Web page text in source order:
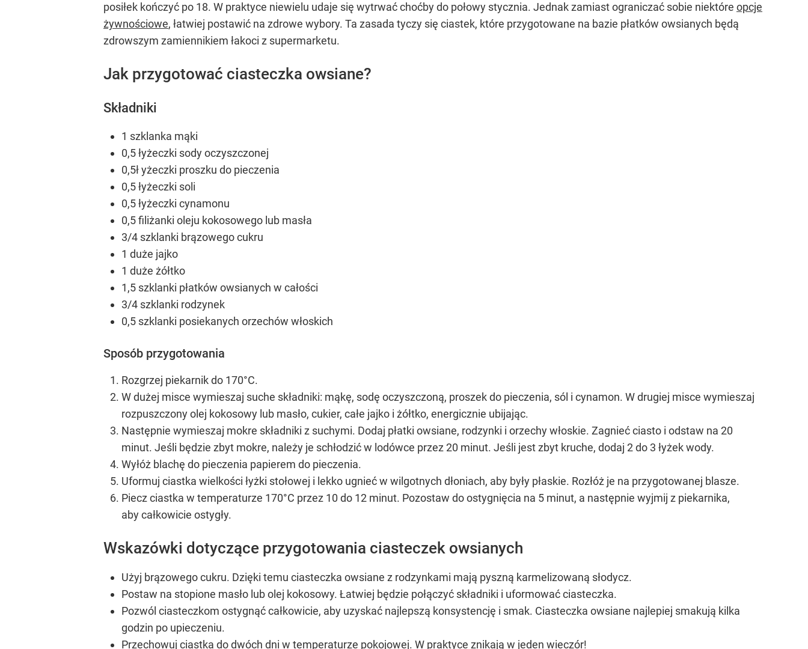
posiłek kończyć po 18. W praktyce niewielu udaje się wytrwać choćby do połowy stycznia. Jednak zamiast ograniczać sobie niektóre opcje
żywnościowe, łatwiej postawić na zdrowe wybory. Ta zasada tyczy się ciastek, które przygotowane na bazie płatków owsianych będą
zdrowszym zamiennikiem łakoci z supermarketu.
Jak przygotować ciasteczka owsiane?
Składniki
1 szklanka mąki
0,5 łyżeczki sody oczyszczonej
0,5ł yżeczki proszku do pieczenia
0,5 łyżeczki soli
0,5 łyżeczki cynamonu
0,5 filiżanki oleju kokosowego lub masła
3/4 szklanki brązowego cukru
1 duże jajko
1 duże żółtko
1,5 szklanki płatków owsianych w całości
3/4 szklanki rodzynek
0,5 szklanki posiekanych orzechów włoskich
Sposób przygotowania
Rozgrzej piekarnik do 170°C.
W dużej misce wymieszaj suche składniki: mąkę, sodę oczyszczoną, proszek do pieczenia, sól i cynamon. W drugiej misce wymieszaj
rozpuszczony olej kokosowy lub masło, cukier, całe jajko i żółtko, energicznie ubijając.
Następnie wymieszaj mokre składniki z suchymi. Dodaj płatki owsiane, rodzynki i orzechy włoskie. Zagnieć ciasto i odstaw na 20
minut. Jeśli będzie zbyt mokre, należy je schłodzić w lodówce przez 20 minut. Jeśli jest zbyt kruche, dodaj 2 do 3 łyżek wody.
Wyłóż blachę do pieczenia papierem do pieczenia.
Uformuj ciastka wielkości łyżki stołowej i lekko ugnieć w wilgotnych dłoniach, aby były płaskie. Rozłóż je na przygotowanej blasze.
Piecz ciastka w temperaturze 170°C przez 10 do 12 minut. Pozostaw do ostygnięcia na 5 minut, a następnie wyjmij z piekarnika,
aby całkowicie ostygły.
Wskazówki dotyczące przygotowania ciasteczek owsianych
Użyj brązowego cukru. Dzięki temu ciasteczka owsiane z rodzynkami mają pyszną karmelizowaną słodycz.
Postaw na stopione masło lub olej kokosowy. Łatwiej będzie połączyć składniki i uformować ciasteczka.
Pozwól ciasteczkom ostygnąć całkowicie, aby uzyskać najlepszą konsystencję i smak. Ciasteczka owsiane najlepiej smakują kilka
godzin po upieczeniu.
Przechowuj ciastka do dwóch dni w temperaturze pokojowej. W praktyce znikają w jeden wieczór!